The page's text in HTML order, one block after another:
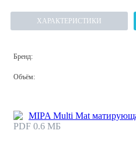
ХАРАКТЕРИСТИКИ
Бренд:
Объём:
MIPA Multi Mat
PDF 0.6 МБ